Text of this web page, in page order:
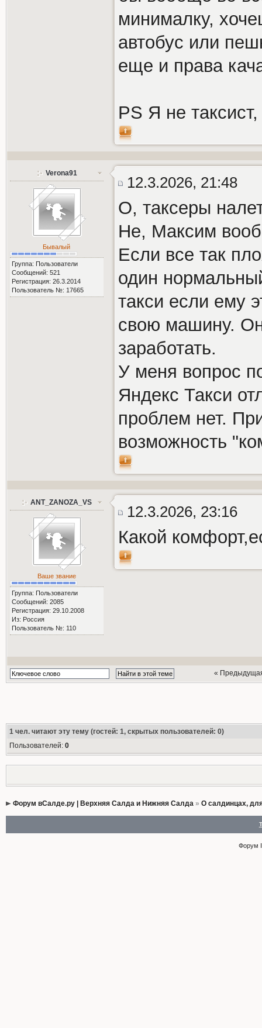
минималку,
автобус или
еще и права
PS Я не
Verona91
Бывалый
Группа: Пользователи
Сообщений: 521
Регистрация: 26.3.2014
Пользователь №: 17665
12.3.2026, 21:48
О, таксеры
Не, Максим
Если все так
один
такси если ему
свою машину. Он
заработать.
У меня вопрос
Яндекс Такси
проблем нет.
возможность
ANT_ZANOZA_VS
Ваше звание
Группа: Пользователи
Сообщений: 2085
Регистрация: 29.10.2008
Из: Россия
Пользователь №: 110
12.3.2026, 23:16
Какой
«
1чел. читают эту тему (гостей: 1, скрытых пользователей: 0)
Пользователей: 0
Форум вСалде.ру | Верхняя Салда и Нижняя Салда» О салдинцах,
Форум